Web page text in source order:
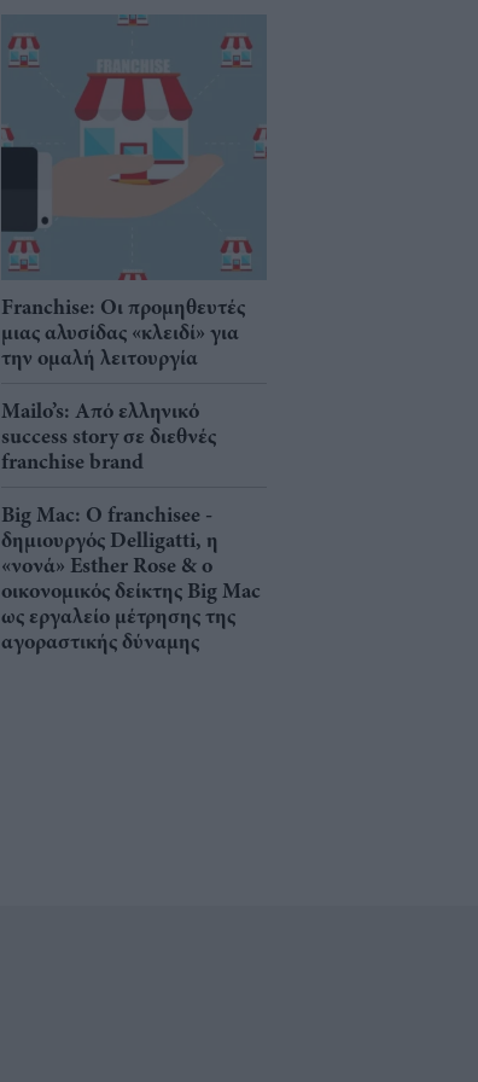
Franchise: Οι προμηθευτές
μιας αλυσίδας «κλειδί» για
την ομαλή λειτουργία
Mailo’s: Από ελληνικό
success story σε διεθνές
franchise brand
Big Mac: Ο franchisee -
δημιουργός Delligatti, η
«νονά» Esther Rose & ο
οικονομικός δείκτης Big Mac
ως εργαλείο μέτρησης της
αγοραστικής δύναμης